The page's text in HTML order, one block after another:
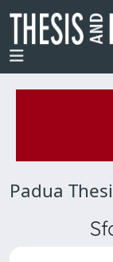
Padua